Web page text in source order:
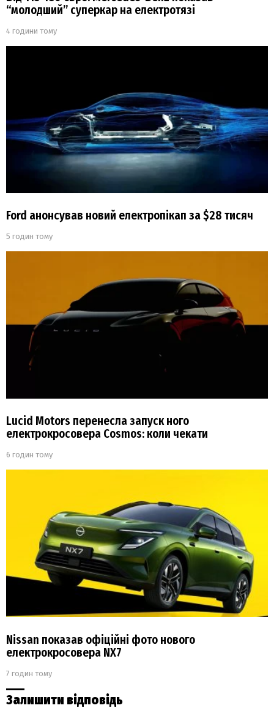
“молодший” суперкар на електротязі
4 години тому
Ford анонсував новий електропікап за $28 тисяч
5 годин тому
Lucid Motors перенесла запуск ного
електрокросовера Cosmos: коли чекати
6 годин тому
Nissan показав офіційні фото нового
електрокросовера NX7
7 годин тому
Залишити відповідь